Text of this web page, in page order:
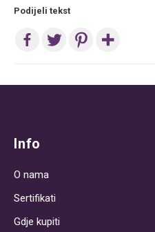
Podijeli tekst
Post
Info
O nama
Sertifikati
Gdje kupiti